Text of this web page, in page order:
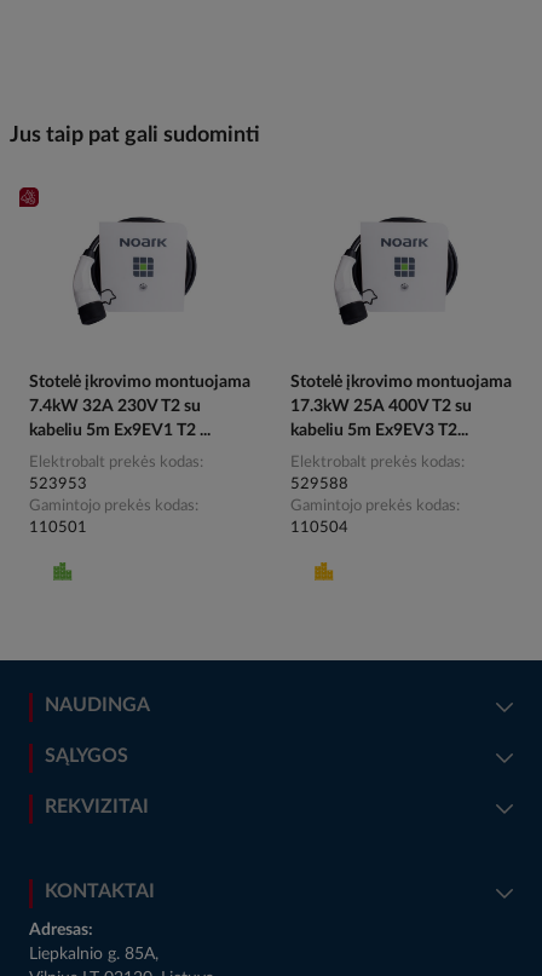
Jus taip pat gali sudominti
Stotelė įkrovimo montuojama
7.4kW 32A 230V T2 su
kabeliu 5m Ex9EV1 T2 ...
Elektrobalt prekės kodas
523953
Gamintojo prekės kodas
110501
Stotelė įkrovimo montuojama
17.3kW 25A 400V T2 su
kabeliu 5m Ex9EV3 T2...
Elektrobalt prekės kodas
529588
Gamintojo prekės kodas
110504
NAUDINGA
SĄLYGOS
REKVIZITAI
KONTAKTAI
Adresas:
Liepkalnio g. 85A,